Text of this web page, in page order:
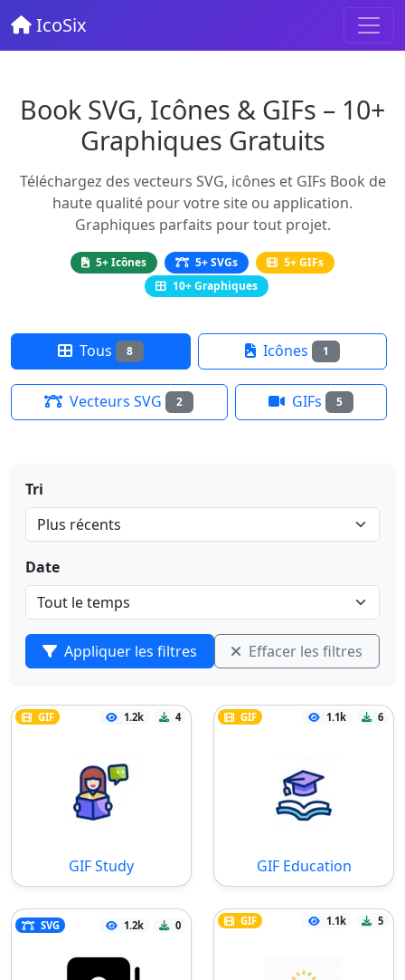
IcoSix
Book SVG, Icônes & GIFs – 10+
Graphiques Gratuits
Téléchargez des vecteurs SVG, icônes et GIFs Book de
haute qualité pour votre site ou application.
Graphiques parfaits pour tout projet.
5+ Icônes 5+ SVGs
5+ GIFs
10+ Graphiques
Tous 8 Icônes 1
Vecteurs SVG 2 GIFs 5
Tri
Date
Appliquer les filtres Effacer les filtres
GIF 1.2k 4
GIF Study
GIF 1.1k 6
GIF Education
SVG 1.2k 0 GIF 1.1k 5